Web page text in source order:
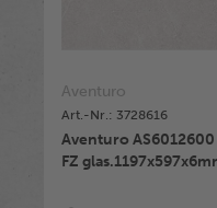
Aventuro
Art.-Nr.: 3728616
Aventuro